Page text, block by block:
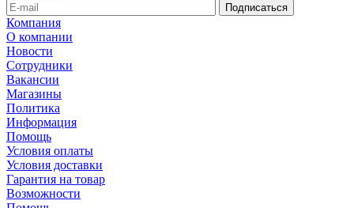
Компания
О компании
Новости
Сотрудники
Вакансии
Магазины
Политика
Информация
Помощь
Условия оплаты
Условия доставки
Гарантия на товар
Возможности